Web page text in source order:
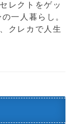
レクトをゲッ
一人暮らし。
クレカで人生